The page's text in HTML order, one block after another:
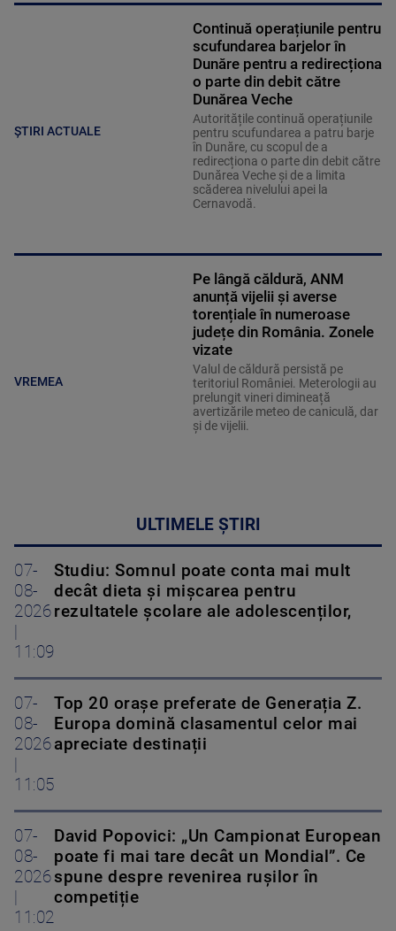
ȘTIRI ACTUALE
Continuă operațiunile pentru
scufundarea barjelor în
Dunăre pentru a redirecționa
o parte din debit către
Dunărea Veche
Autoritățile continuă operațiunile
pentru scufundarea a patru barje
în Dunăre, cu scopul de a
redirecționa o parte din debit către
Dunărea Veche și de a limita
scăderea nivelului apei la
Cernavodă.
VREMEA
Pe lângă căldură, ANM
anunță vijelii și averse
torențiale în numeroase
județe din România. Zonele
vizate
Valul de căldură persistă pe
teritoriul României. Meterologii au
prelungit vineri dimineață
avertizările meteo de caniculă, dar
și de vijelii.
ULTIMELE ȘTIRI
07-
08-
2026
11:09
Studiu: Somnul poate conta mai mult
decât dieta și mișcarea pentru
rezultatele școlare ale adolescenților,
07-
08-
2026
11:05
Top 20 orașe preferate de Generația Z.
Europa domină clasamentul celor mai
apreciate destinații
07-
08-
2026
11:02
David Popovici: „Un Campionat European
poate fi mai tare decât un Mondial”. Ce
spune despre revenirea rușilor în
competiție